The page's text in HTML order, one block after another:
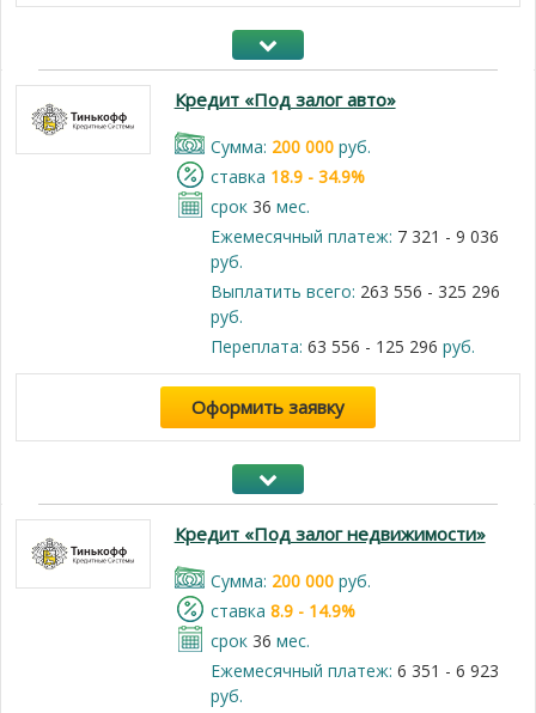
Кредит «Под залог авто»
Cумма: 200 000руб.
cтавка 18.9 - 34.9%
срок 36 мес.
Ежемесячный платеж: 7 321 - 9 036
руб.
Выплатить всего: 263 556 - 325 296
руб.
Переплата: 63 556 - 125 296 руб.
Оформить заявку
Кредит «Под залог недвижимости»
Cумма: 200 000руб.
cтавка 8.9 - 14.9%
срок 36 мес.
Ежемесячный платеж: 6 351 - 6 923
руб.